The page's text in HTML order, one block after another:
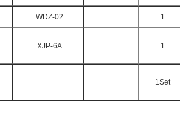
WDZ-02 1
XJP-6A 1
1Set